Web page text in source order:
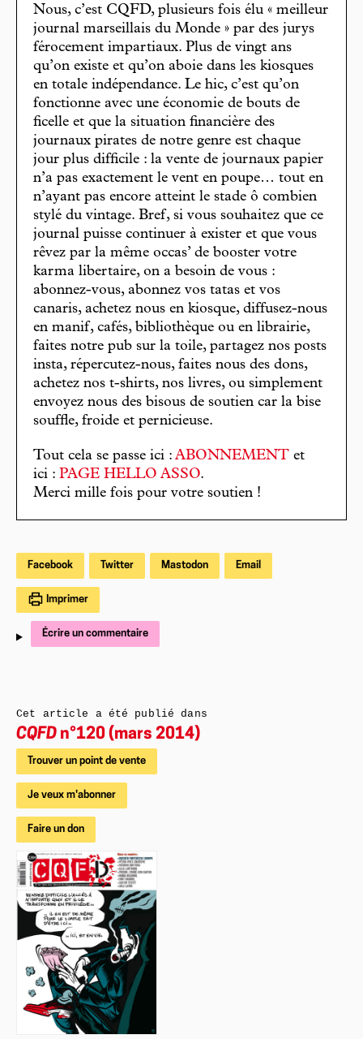
Nous, c’est CQFD, plusieurs fois élu « meilleur
journal marseillais du Monde » par des jurys
férocement impartiaux. Plus de vingt ans
qu’on existe et qu’on aboie dans les kiosques
en totale indépendance. Le hic, c’est qu’on
fonctionne avec une économie de bouts de
ficelle et que la situation financière des
journaux pirates de notre genre est chaque
jour plus difficile : la vente de journaux papier
n’a pas exactement le vent en poupe… tout en
n’ayant pas encore atteint le stade ô combien
stylé du vintage. Bref, si vous souhaitez que ce
journal puisse continuer à exister et que vous
rêvez par la même occas’ de booster votre
karma libertaire, on a besoin de vous :
abonnez-vous, abonnez vos tatas et vos
canaris, achetez nous en kiosque, diffusez-nous
en manif, cafés, bibliothèque ou en librairie,
faites notre pub sur la toile, partagez nos posts
insta, répercutez-nous, faites nous des dons,
achetez nos t-shirts, nos livres, ou simplement
envoyez nous des bisous de soutien car la bise
souffle, froide et pernicieuse.
Tout cela se passe ici : ABONNEMENT et
ici : PAGE HELLO ASSO.
Merci mille fois pour votre soutien !
Facebook Twitter Mastodon Email
Imprimer
Écrire un commentaire
Cet article a été publié dans
CQFD n°120 (mars 2014)
Trouver un point de vente
Je veux m'abonner
Faire un don